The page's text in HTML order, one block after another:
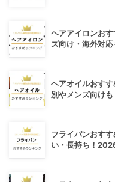
ヘアアイロンお
ズ向け・海外対応
ヘアオイルおす
別やメンズ向けも
フライパンおす
い・長持ち！